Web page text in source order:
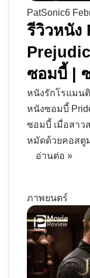
PatSonic6
รีวิวหนัง
ซอมบี้ |
หนังรักโรแมน
หนังซอมบี้
ซอมบี้ เมื่อสาว
หมัดด้วยคอสตู
อ่านต่อ »
ภาพยนตร์